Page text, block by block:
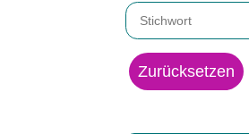
Zurücksetzen